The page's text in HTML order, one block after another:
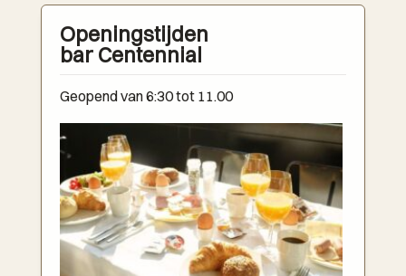
Openingstijden
bar Centennial
Geopend van 6:30 tot 11.00